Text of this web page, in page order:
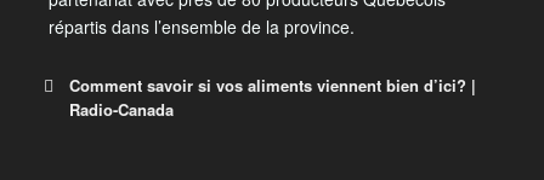
répartis dans l’ensemble de la province.
Comment savoir si vos aliments viennent bien d’ici? |
Radio-Canada